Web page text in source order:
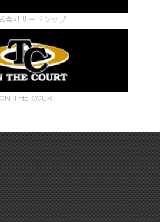
会社サードシップ
ON THE COURT